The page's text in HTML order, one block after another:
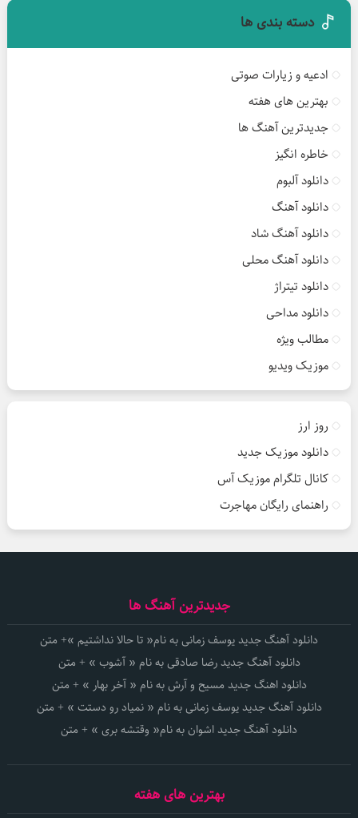
دسته بندی ها
ادعیه و زیارات صوتی
بهترین های هفته
جدیدترین آهنگ ها
خاطره انگیز
دانلود آلبوم
دانلود آهنگ
دانلود آهنگ شاد
دانلود آهنگ محلی
دانلود تیتراژ
دانلود مداحی
مطالب ویژه
موزیک ویدیو
روز ارز
دانلود موزیک جدید
کانال تلگرام موزیک آس
راهنمای رایگان مهاجرت
جدیدترین آهنگ ها
دانلود آهنگ جدید یوسف زمانی به نام« تا حالا نداشتیم »+ متن
دانلود آهنگ جدید رضا صادقی به نام « آشوب » + متن
دانلود اهنگ جدید مسیح و آرش به نام « آخر بهار » + متن
دانلود آهنگ جدید یوسف زمانی به نام « نمیاد رو دستت » + متن
دانلود آهنگ جدید اشوان به نام« وقتشه بری » + متن
بهترین های هفته